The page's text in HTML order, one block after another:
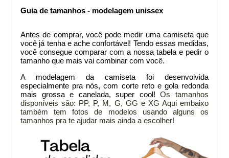
Guia de tamanhos - modelagem unissex
Antes de comprar, você pode medir uma camiseta que
você já tenha e ache confortável! Tendo essas medidas,
você consegue comparar com a nossa tabela e pedir o
tamanho que mais vai combinar com você.
A modelagem dacamiseta foi desenvolvida
especialmente pra nós, com corte reto e gola redonda
mais grossa e canelada, super cool!Os tamanhos
disponíveis são: PP, P, M, G, GG e XG Aqui embaixo
também tem fotos de modelos usando alguns os
tamanhos pra te ajudar mais ainda a escolher!